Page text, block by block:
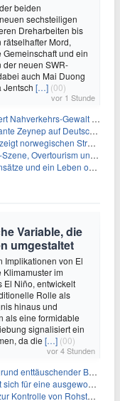
beiden
sechsteiligen
Dreharbeiten bis
Mord,
und ein
neuen SWR-
auch Mai Duong
Jentsch […] (00)
vor 1 Stunde
Gewalt und Soldatinnen
auf Deutschlandreise
Streaminghit
und Pokémon-Kult
ein Leben ohne Smartphone
Variable, die
umgestaltet
Implikationen von El
Klimamuster im
El Niño, entwickelt
Rolle als
hinaus und
als eine formidable
signalisiert ein
da die […] (00)
vor 4 Stunden
Buchungsprognose
wirtschaftliche Zukunft ein
steht vor konkurrierenden Visionen